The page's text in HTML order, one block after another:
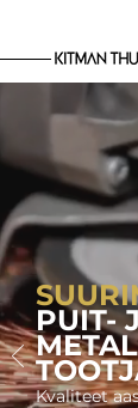
PUIT-
Kvaliteet